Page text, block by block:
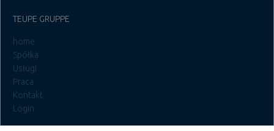
TEUPE GRUPPE
home
Spółka
Usługi
Praca
Kontakt
Login